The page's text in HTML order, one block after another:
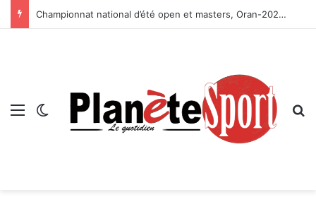
Championnat national d’été open et masters, Oran-2026 — Le CRB s’adjuge le titre
Menu Switch skin